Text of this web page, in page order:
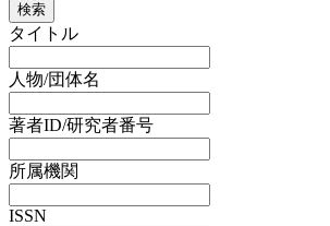
検索
タイトル
人物/団体名
著者ID/研究者番号
所属機関
ISSN